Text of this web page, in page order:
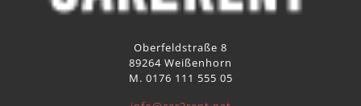
Oberfeldstraße 8
89264 Weißenhorn
M. 0176 111 555 05